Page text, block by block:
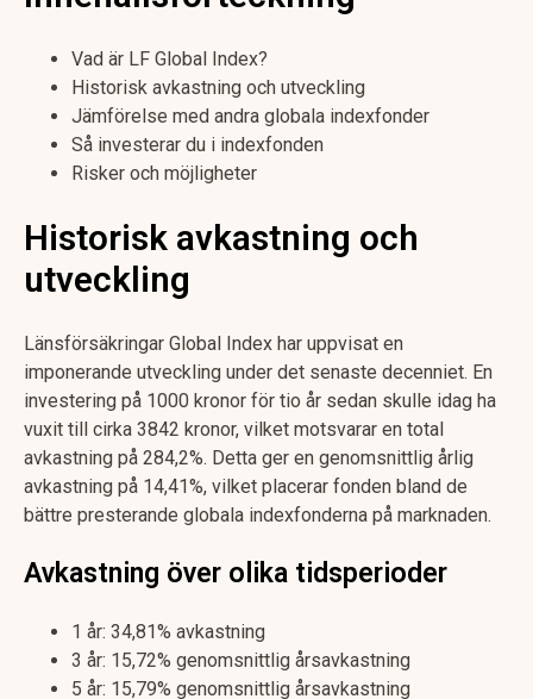
Vad är LF Global Index?
Historisk avkastning och utveckling
Jämförelse med andra globala indexfonder
Så investerar du i indexfonden
Risker och möjligheter
Historisk avkastning och
utveckling
Länsförsäkringar Global Index har uppvisat en
imponerande utveckling under det senaste decenniet. En
investering på 1000 kronor för tio år sedan skulle idag ha
vuxit till cirka 3842 kronor, vilket motsvarar en total
avkastning på 284,2%. Detta ger en genomsnittlig årlig
avkastning på 14,41%, vilket placerar fonden bland de
bättre presterande globala indexfonderna på marknaden.
Avkastning över olika tidsperioder
1 år: 34,81% avkastning
3 år: 15,72% genomsnittlig årsavkastning
5 år: 15,79% genomsnittlig årsavkastning